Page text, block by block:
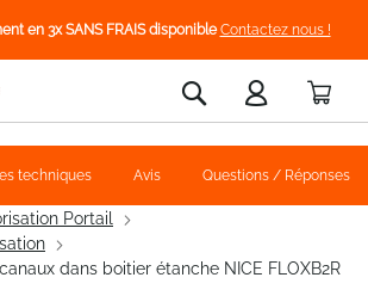
en 3x SANS FRAIS disponible Contactez nous !
Rechercher
Portail
dans boitier étanche NICE FLOXB2R
techniques Avis Questions / Réponses